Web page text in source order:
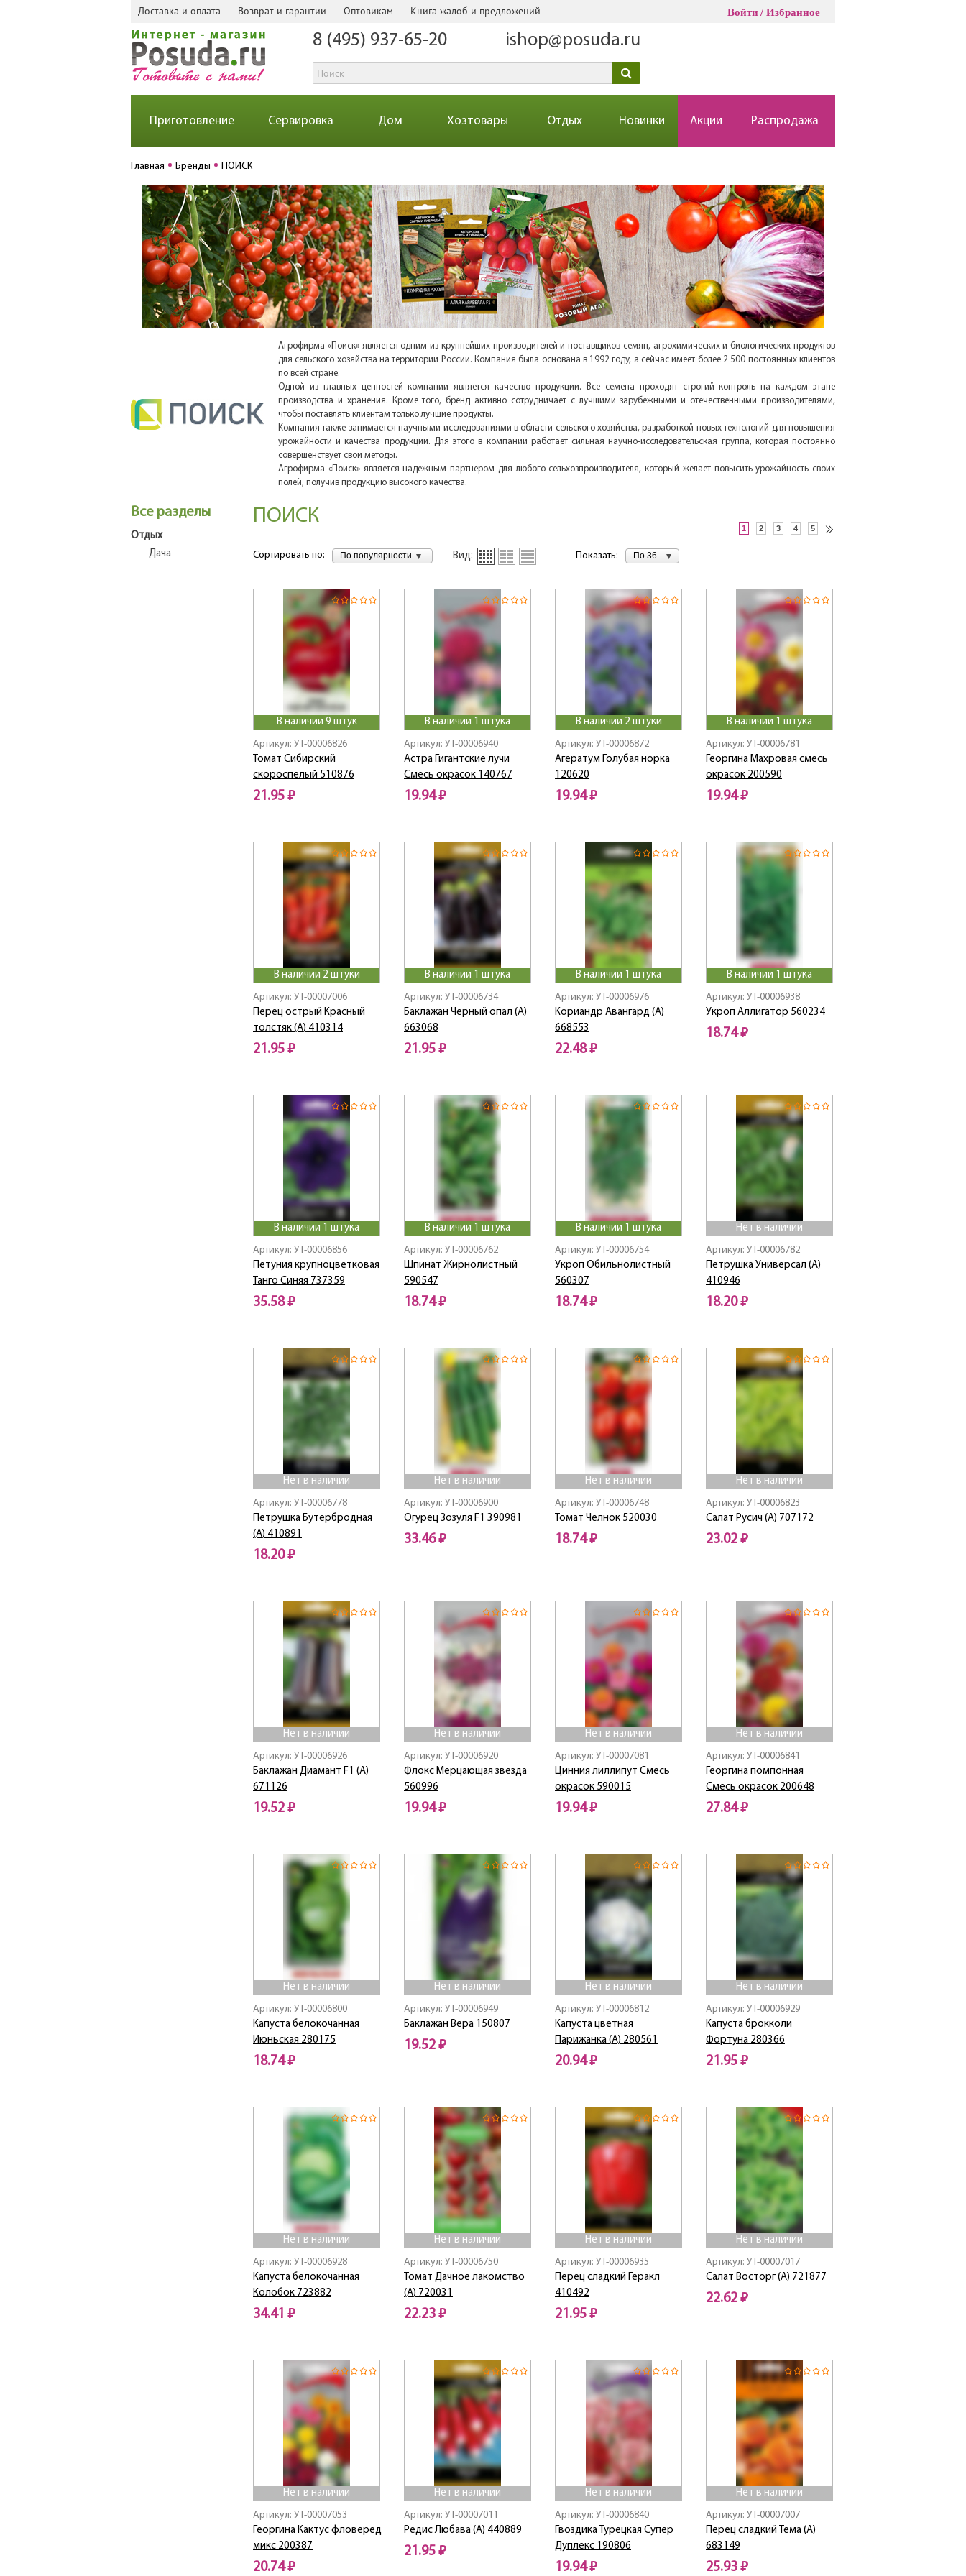
Доставка и оплата Возврат и гарантии Оптовикам Книга жалоб и предложений Войти Избранное
8 (495) 937-65-20 ishop@posuda.ru
Приготовление Сервировка Дом Хозтовары Отдых Новинки Акции Распродажа
Главная Бренды ПОИСК
Агрофирма «Поиск» является одним из крупнейших производителей и поставщиков семян, агрохимических и биологических продуктов
для сельского хозяйства на территории России. Компания была основана в 1992 году, а сейчас имеет более 2 500 постоянных клиентов
по всей стране.
Одной из главных ценностей компании является качество продукции. Все семена проходят строгий контроль на каждом этапе
производства и хранения. Кроме того, бренд активно сотрудничает с лучшими зарубежными и отечественными производителями,
чтобы поставлять клиентам только лучшие продукты.
Компания также занимается научными исследованиями в области сельского хозяйства, разработкой новых технологий для повышения
урожайности и качества продукции. Для этого в компании работает сильная научно-исследовательская группа, которая постоянно
совершенствует свои методы.
Агрофирма «Поиск» является надежным партнером для любого сельхозпроизводителя, который желает повысить урожайность своих
полей, получив продукцию высокого качества.
Все разделы
Отдых
Дача
ПОИСК
1 2 3 4 5
Сортировать по: По популярности Вид: Показать: По 36
В наличии 9 штук
Артикул: УТ-00006826
Томат Сибирский
скороспелый 510876
21.95 ₽
В наличии 1 штука
Артикул: УТ-00006940
Астра Гигантские лучи
Смесь окрасок 140767
19.94 ₽
В наличии 2 штуки
Артикул: УТ-00006872
Агератум Голубая норка
120620
19.94 ₽
В наличии 1 штука
Артикул: УТ-00006781
Георгина Махровая смесь
окрасок 200590
19.94 ₽
В наличии 2 штуки
Артикул: УТ-00007006
Перец острый Красный
толстяк (А) 410314
21.95 ₽
В наличии 1 штука
Артикул: УТ-00006734
Баклажан Черный опал (А)
663068
21.95 ₽
В наличии 1 штука
Артикул: УТ-00006976
Кориандр Авангард (А)
668553
22.48 ₽
В наличии 1 штука
Артикул: УТ-00006938
Укроп Аллигатор 560234
18.74 ₽
В наличии 1 штука
Артикул: УТ-00006856
Петуния крупноцветковая
Танго Синяя 737359
35.58 ₽
В наличии 1 штука
Артикул: УТ-00006762
Шпинат Жирнолистный
590547
18.74 ₽
В наличии 1 штука
Артикул: УТ-00006754
Укроп Обильнолистный
560307
18.74 ₽
Нет в наличии
Артикул: УТ-00006782
Петрушка Универсал (А)
410946
18.20 ₽
Нет в наличии
Артикул: УТ-00006778
Петрушка Бутербродная
(А) 410891
18.20 ₽
Нет в наличии
Артикул: УТ-00006900
Огурец Зозуля F1 390981
33.46 ₽
Нет в наличии
Артикул: УТ-00006748
Томат Челнок 520030
18.74 ₽
Нет в наличии
Артикул: УТ-00006823
Салат Русич (А) 707172
23.02 ₽
Нет в наличии
Артикул: УТ-00006926
Баклажан Диамант F1 (А)
671126
19.52 ₽
Нет в наличии
Артикул: УТ-00006920
Флокс Мерцающая звезда
560996
19.94 ₽
Нет в наличии
Артикул: УТ-00007081
Цинния лиллипут Смесь
окрасок 590015
19.94 ₽
Нет в наличии
Артикул: УТ-00006841
Георгина помпонная
Смесь окрасок 200648
27.84 ₽
Нет в наличии
Артикул: УТ-00006800
Капуста белокочанная
Июньская 280175
18.74 ₽
Нет в наличии
Артикул: УТ-00006949
Баклажан Вера 150807
19.52 ₽
Нет в наличии
Артикул: УТ-00006812
Капуста цветная
Парижанка (А) 280561
20.94 ₽
Нет в наличии
Артикул: УТ-00006929
Капуста брокколи
Фортуна 280366
21.95 ₽
Нет в наличии
Артикул: УТ-00006928
Капуста белокочанная
Колобок 723882
34.41 ₽
Нет в наличии
Артикул: УТ-00006750
Томат Дачное лакомство
(А) 720031
22.23 ₽
Нет в наличии
Артикул: УТ-00006935
Перец сладкий Геракл
410492
21.95 ₽
Нет в наличии
Артикул: УТ-00007017
Салат Восторг (А) 721877
22.62 ₽
Нет в наличии
Артикул: УТ-00007053
Георгина Кактус фловеред
микс 200387
20.74 ₽
Нет в наличии
Артикул: УТ-00007011
Редис Любава (А) 440889
21.95 ₽
Нет в наличии
Артикул: УТ-00006840
Гвоздика Турецкая Супер
Дуплекс 190806
19.94 ₽
Нет в наличии
Артикул: УТ-00007007
Перец сладкий Тема (А)
683149
25.93 ₽